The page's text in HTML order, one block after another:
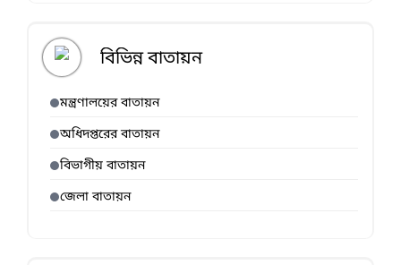
বিভিন্ন বাতায়ন
মন্ত্রণালয়ের বাতায়ন
অধিদপ্তরের বাতায়ন
বিভাগীয় বাতায়ন
জেলা বাতায়ন